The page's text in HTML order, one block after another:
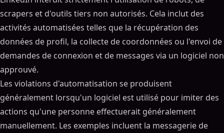
scrapers et d'outils tiers non autorisés. Cela inclut des
activités automatisées telles que la récupération des
données de profil, la collecte de coordonnées ou l'envoi de
demandes de connexion et de messages via un logiciel non
approuvé.
Les violations d'automatisation se produisent
généralement lorsqu'un logiciel est utilisé pour imiter des
actions qu'une personne effectuerait généralement
manuellement. Les exemples incluent la messagerie de